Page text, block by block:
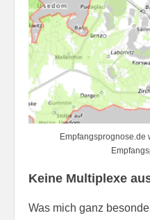
Empfangsprognose.de
Keine Multiplexe
Was mich ganz